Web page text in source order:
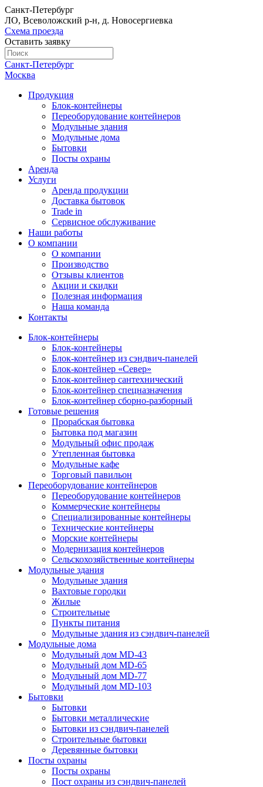
Санкт-Петербург
ЛО, Всеволожский р-н, д. Новосергиевка
Схема проезда
Оставить заявку
Санкт-Петербург
Москва
Продукция
Блок-контейнеры
Переоборудование контейнеров
Модульные здания
Модульные дома
Бытовки
Посты охраны
Аренда
Услуги
Аренда продукции
Доставка бытовок
Trade in
Сервисное обслуживание
Наши работы
О компании
О компании
Производство
Отзывы клиентов
Акции и скидки
Полезная информация
Наша команда
Контакты
Блок-контейнеры
Блок-контейнеры
Блок-контейнер из сэндвич-панелей
Блок-контейнер «Север»
Блок-контейнер сантехнический
Блок-контейнер спецназначения
Блок-контейнер сборно-разборный
Готовые решения
Прорабская бытовка
Бытовка под магазин
Модульный офис продаж
Утепленная бытовка
Модульные кафе
Торговый павильон
Переоборудование контейнеров
Переоборудование контейнеров
Коммерческие контейнеры
Специализированные контейнеры
Технические контейнеры
Морские контейнеры
Модернизация контейнеров
Сельскохозяйственные контейнеры
Модульные здания
Модульные здания
Вахтовые городки
Жилые
Строительные
Пункты питания
Модульные здания из сэндвич-панелей
Модульные дома
Модульный дом MD-43
Модульный дом MD-65
Модульный дом MD-77
Модульный дом MD-103
Бытовки
Бытовки
Бытовки металлические
Бытовки из сэндвич-панелей
Строительные бытовки
Деревянные бытовки
Посты охраны
Посты охраны
Пост охраны из сэндвич-панелей